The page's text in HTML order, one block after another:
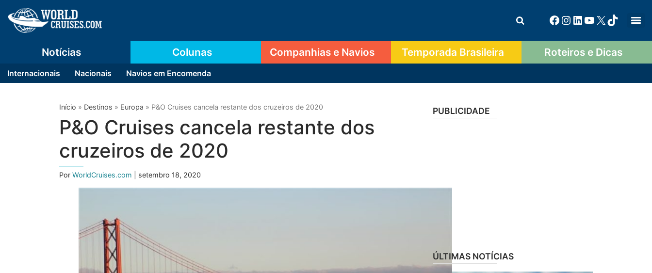
Notícias
Internacionais Nacionais Navios em Encomenda
Colunas Companhias e Navios Temporada Brasileira Roteiros e Dicas
Início » Destinos » Europa » P&O Cruises cancela restante dos cruzeiros de 2020
P&O Cruises cancela restante dos
cruzeiros de 2020
Por WorldCruises.com | setembro 18, 2020
PUBLICIDADE
ÚLTIMAS NOTÍCIAS